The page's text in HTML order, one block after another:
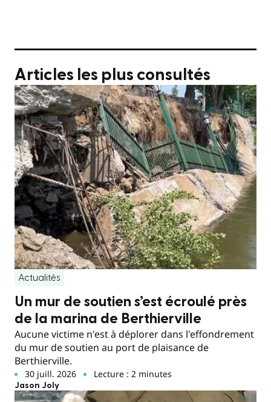
Articles les plus consultés
Actualités
Un mur de soutien s’est écroulé près
de la marina de Berthierville
Aucune victime n'est à déplorer dans l'effondrement
du mur de soutien au port de plaisance de
Berthierville.
30 juill. 2026 Lecture : 2 minutes
Jason Joly